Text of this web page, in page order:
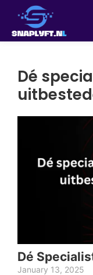
Dé
Dé
January 13, 2025